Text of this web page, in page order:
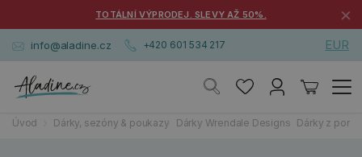
TOTÁLNÍ VÝPRODEJ. SLEVY AŽ 50%. ×
info@aladine.cz +420 601 534 217 EUR
Úvod Dárky, sezóny & poukazy Dárky Wrendale Designs Dárky z